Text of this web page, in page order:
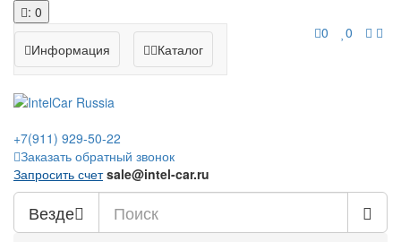
: 0
Каталог
Информация
0 0
+7(911) 929-50-22
Заказать обратный звонок
Запросить счет sale@intel-car.ru
Везде